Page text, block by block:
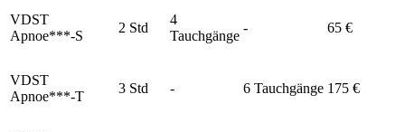
VDST
Apnoe***-S
2 Std
4
Tauchgänge
- 65 €
VDST
Apnoe***-T
3 Std - 6 Tauchgänge 175 €